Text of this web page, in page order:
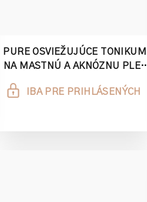
PURE OSVIEŽUJÚCE TONIKUM
NA MASTNÚ A AKNÓZNU PLEŤ
IBA PRE PRIHLÁSENÝCH